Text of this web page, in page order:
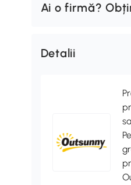
Ai o firmă?
Detalii